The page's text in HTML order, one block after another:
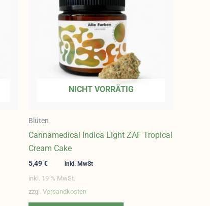
NICHT VORRÄTIG
Blüten
Cannamedical Indica Light ZAF Tropical
Cream Cake
5,49€ inkl. MwSt
inkl. 19 % MwSt.
zzgl. Versandkosten